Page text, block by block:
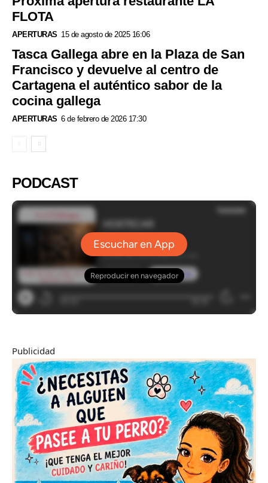
FLOTA
APERTURAS 15 de agosto de 2025 16:06
Tasca Gallega abre en la Plaza de San
Francisco y devuelve al centro de
Cartagena el auténtico sabor de la
cocina gallega
APERTURAS 6 de febrero de 2026 17:30
PODCAST
Publicidad